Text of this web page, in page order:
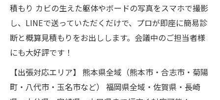
積もり カビの生えた躯体やボードの写真をスマホで撮影
し、LINEで送っていただくだけで、プロが即座に簡易診
断と概算見積もりをお出しします。会議中のご担当者様
にも大好評です！
【出張対応エリア】 熊本県全域（熊本市・合志市・菊陽
町・八代市・玉名市など） 福岡県全域・佐賀県・長崎